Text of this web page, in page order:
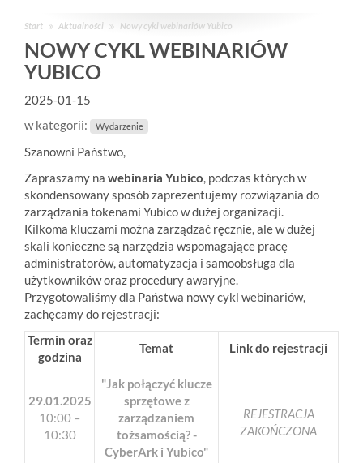
Start Aktualności Nowy cykl webinariów Yubico
NOWY CYKL WEBINARIÓW
YUBICO
2025-01-15
w kategorii:
Wydarzenie
Szanowni Państwo,
Zapraszamy na webinaria Yubico , podczas których w
skondensowany sposób zaprezentujemy rozwiązania do
zarządzania tokenami Yubico w dużej organizacji.
Kilkoma kluczami można zarządzać ręcznie, ale w dużej
skali konieczne są narzędzia wspomagające pracę
administratorów, automatyzacja i samoobsługa dla
użytkowników oraz procedury awaryjne.
Przygotowaliśmy dla Państwa nowy cykl webinariów,
zachęcamy do rejestracji:
Termin oraz
godzina
Temat Link do rejestracji
29.01.2025
10:00 –
10:30
"Jak połączyć klucze
sprzętowe z
zarządzaniem
tożsamością? -
CyberArk i Yubico"
REJESTRACJA
ZAKOŃCZONA